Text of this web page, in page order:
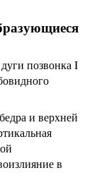
позвонка I
и верхней
в